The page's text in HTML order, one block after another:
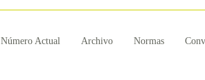
Número Actual Archivo Normas